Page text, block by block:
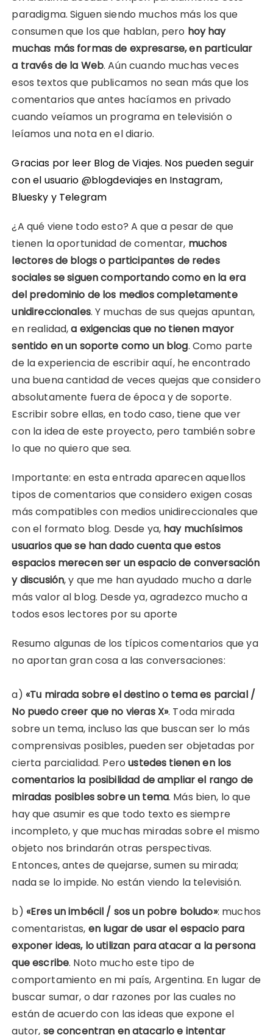
paradigma. Siguen siendo muchos más los que
consumen que los que hablan, pero hoy hay
muchas más formas de expresarse, en particular
a través de la Web. Aún cuando muchas veces
esos textos que publicamos no sean más que los
comentarios que antes hacíamos en privado
cuando veíamos un programa en televisión o
leíamos una nota en el diario.
Gracias por leer Blog de Viajes. Nos pueden seguir
con el usuario @blogdeviajes en Instagram,
Bluesky y Telegram
¿A qué viene todo esto? A que a pesar de que
tienen la oportunidad de comentar, muchos
lectores de blogs o participantes de redes
sociales se siguen comportando como en la era
del predominio de los medios completamente
unidireccionales. Y muchas de sus quejas apuntan,
en realidad,a exigencias que no tienen mayor
sentido en un soporte como un blog. Como parte
de la experiencia de escribir aquí, he encontrado
una buena cantidad de veces quejas que considero
absolutamente fuera de época y de soporte.
Escribir sobre ellas, en todo caso, tiene que ver
con la idea de este proyecto, pero también sobre
lo que no quiero que sea.
Importante: en esta entrada aparecen aquellos
tipos de comentarios que considero exigen cosas
más compatibles con medios unidireccionales que
con el formato blog. Desde ya, hay muchísimos
usuarios que se han dado cuenta que estos
espacios merecen ser un espacio de conversación
y discusión, y que me han ayudado mucho a darle
más valor al blog. Desde ya, agradezco mucho a
todos esos lectores por su aporte
Resumo algunas de los típicos comentarios que ya
no aportan gran cosa a las conversaciones:
a) «Tu mirada sobre el destino o tema es parcial /
No puedo creer que no vieras X». Toda mirada
sobre un tema, incluso las que buscan ser lo más
comprensivas posibles, pueden ser objetadas por
cierta parcialidad. Peroustedes tienen en los
comentarios la posibilidad de ampliar el rango de
miradas posibles sobre un tema. Más bien, lo que
hay que asumir es que todo texto es siempre
incompleto, y que muchas miradas sobre el mismo
objeto nos brindarán otras perspectivas.
Entonces, antes de quejarse, sumen su mirada;
nada se lo impide. No están viendo la televisión.
b) «Eres un imbécil / sos un pobre boludo»: muchos
comentaristas, en lugar de usar el espacio para
exponer ideas, lo utilizan para atacar a la persona
que escribe. Noto mucho este tipo de
comportamiento en mi país, Argentina. En lugar de
buscar sumar, o dar razones por las cuales no
están de acuerdo con las ideas que expone el
autor, se concentran en atacarlo e intentar